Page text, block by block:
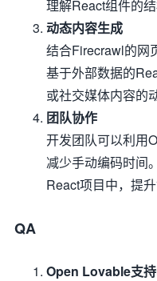
理解React组件的结
动态内容生成
结合Firecrawl的网
基于外部数据的
或社交媒体内容的
团队协作
开发团队可以利用
减少手动编码时间
React项目中，提升
QA
Open Lovable支持